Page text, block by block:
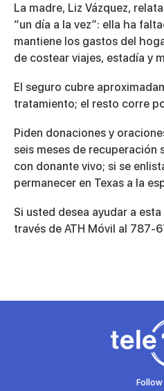
La madre, Liz Vázquez,
“un día a la vez”: ella ha
mantiene los gastos del
de costear viajes, estadía y
El seguro cubre
tratamiento; el resto corre
Piden donaciones y
seis meses de recuperación
con donante vivo; si se
permanecer en Texas a la
Si usted desea ayudar a
través de ATH Móvil al 787-
Follow